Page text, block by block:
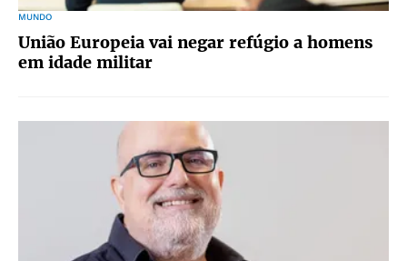
MUNDO
União Europeia vai negar refúgio a homens
em idade militar